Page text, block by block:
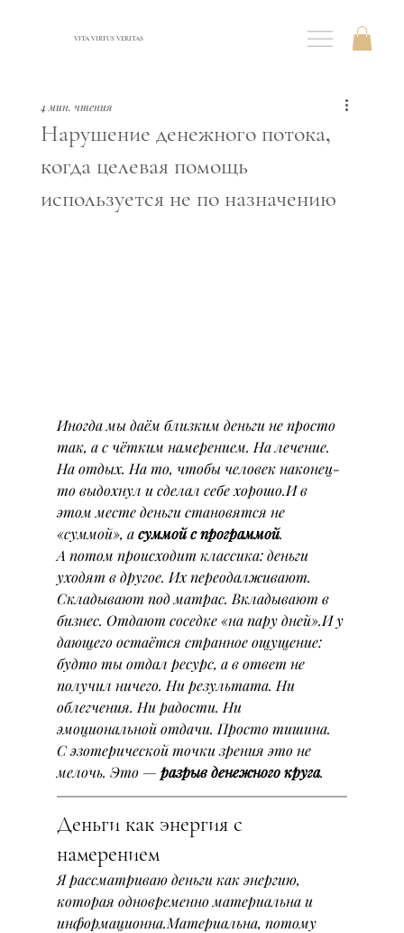
VITA VIRTUS VERITAS
Нарушение денежного потока,
когда целевая помощь
используется не по назначению
4 мин. чтения
Иногда мы даём близким деньги не просто
так, а с чётким намерением. На лечение.
На отдых. На то, чтобы человек наконец-
то выдохнул и сделал себе хорошо.И в
этом месте деньги становятся не
«суммой», а суммой с программой.
А потом происходит классика: деньги
уходят в другое. Их переодалживают.
Складывают под матрас. Вкладывают в
бизнес. Отдают соседке «на пару дней».И у
дающего остаётся странное ощущение:
будто ты отдал ресурс, а в ответ не
получил ничего. Ни результата. Ни
облегчения. Ни радости. Ни
эмоциональной отдачи. Просто тишина.
С эзотерической точки зрения это не
мелочь. Это — разрыв денежного круга.
Деньги как энергия с
намерением
Я рассматриваю деньги как энергию,
которая одновременно материальна и
информационна.Материальна, потому